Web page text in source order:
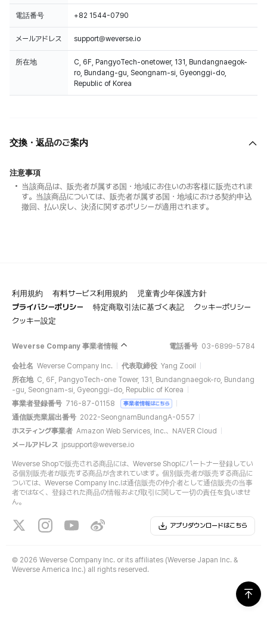
電話番号 +82 1544-0790
メールアドレス support@weverse.io
所在地
C, 6F, PangyoTech-onetower, 131, Bundangnaegok-
ro, Bundang-gu, Seongnam-si, Gyeonggi-do,
Republic of Korea
交換・返品のご案内
注意事項
当該商品は、販売者が属する国・地域にお住いのお客様に販売されま
す。当該商品については、販売者が属する国・地域における契約申込
撤回、払い戻し、決済に関するポリシーが適用されます。
利用規約 有料サービス利用規約
児童青少年保護方針
プライバシーポリシー
特定商取引法に基づく表記
クッキーポリシー
クッキー設定
Weverse Company 事業者情報 電話番号 03-6899-5784
会社名 Weverse Company Inc. 代表取締役 Yang Zooil
所在地 C, 6F, PangyoTech-one Tower, 131, Bundangnaegok-ro, Bundang
-gu, Seongnam-si, Gyeonggi-do, Republic of Korea
事業者登録番号 716-87-01158 事業者情報はこちら
通信販売業届出番号 2022-SeongnamBundangA-0557
ホスティング事業者 Amazon Web Services, Inc.、NAVER Cloud
メールアドレス jpsupport@weverse.io
Weverse Shopで販売される商品には、Weverse Shopにパートナー登録してい
る個別販売者が販売する商品が含まれています。個別販売者が販売する商品に
ついては、Weverse Company Inc.は通信販売の仲介者として通信販売の当事
者ではなく、登録された商品の情報および取引に関して一切の責任を負いませ
ん。
アプリダウンロードはこちら
© 2026 Weverse Company Inc. or its affiliates (Weverse Japan Inc. &
Weverse America Inc.) all rights reserved.